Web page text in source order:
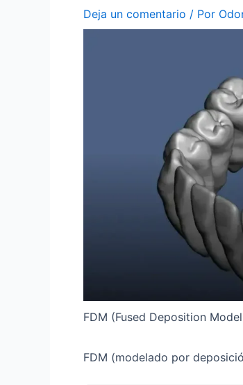
Deja un comentario / Por
FDM (Fused Deposition
FDM (modelado por